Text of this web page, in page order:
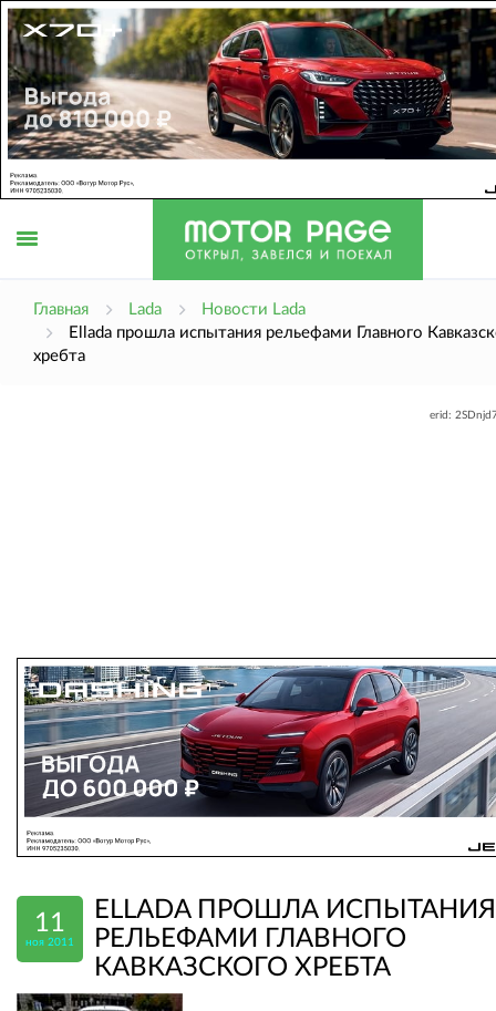
Главная Lada
Новости Lada
Ellada прошла испытания рельефами Главного
хребта
erid:
11
ноя 2011
ELLADA ПРОШЛА ИСПЫТАНИЯ
РЕЛЬЕФАМИ ГЛАВНОГО
КАВКАЗСКОГО ХРЕБТА